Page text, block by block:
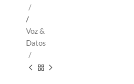
/
Voz &
Datos